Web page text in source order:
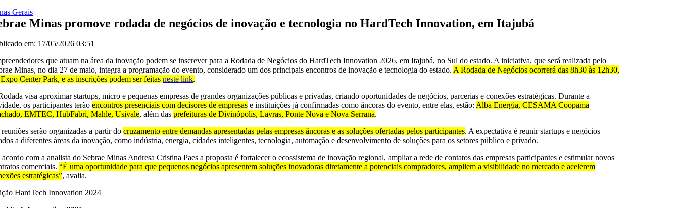
Gerais
Minas promove rodada de negócios de inovação e tecnologia no HardTech Innovation, em Itajubá
em: 17/05/2026 03:51
que atuam na área da inovação podem se inscrever para a Rodada de Negócios do HardTech Innovation 2026, em Itajubá, no Sul do estado. A iniciativa, que será realizada pelo
Minas, no dia 27 de maio, integra a programação do evento, considerado um dos principais encontros de inovação e tecnologia do estado. A Rodada de Negócios ocorrerá das 8h30 às 12h30,
Center Park, e as inscrições podem ser feitasneste link.
visa aproximar startups, micro e pequenas empresas de grandes organizações públicas e privadas, criando oportunidades de negócios, parcerias e conexões estratégicas. Durante a
os participantes terãoencontros presenciais com decisores de empresas e instituições já confirmadas como âncoras do evento, entre elas, estão: Alba Energia, CESAMA Coopama
EMTEC, HubFabri, Mahle, Usivale, além dasprefeituras de Divinópolis, Lavras, Ponte Nova e Nova Serrana.
serão organizadas a partir docruzamento entre demandas apresentadas pelas empresas âncoras e as soluções ofertadas pelos participantes. A expectativa é reunir startups e negócios
a diferentes áreas da inovação, como indústria, energia, cidades inteligentes, tecnologia, automação e desenvolvimento de soluções para os setores público e privado.
acordo com a analista do Sebrae Minas Andresa Cristina Paes a proposta é fortalecer o ecossistema de inovação regional, ampliar a rede de contatos das empresas participantes e estimular novos
comerciais.“É uma oportunidade para que pequenos negócios apresentem soluções inovadoras diretamente a potenciais compradores, ampliem a visibilidade no mercado e acelerem
estratégicas”, avalia.
HardTech Innovation 2024